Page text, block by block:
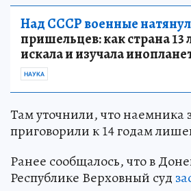
Над СССР военные
пришельцев: как страна 13
искала и изучала
НАУКА
Там уточнили, что наемника
приговорили к 14 годам
Ранее сообщалось, что в
Республике Верховный суд